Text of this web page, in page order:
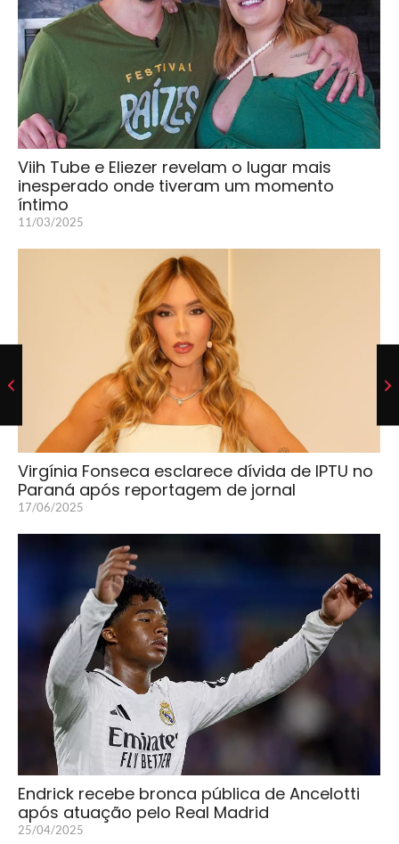
Viih Tube e Eliezer revelam o lugar mais
inesperado onde tiveram um momento
íntimo
11/03/2025
Virgínia Fonseca esclarece dívida de IPTU no
Paraná após reportagem de jornal
17/06/2025
Endrick recebe bronca pública de Ancelotti
após atuação pelo Real Madrid
25/04/2025